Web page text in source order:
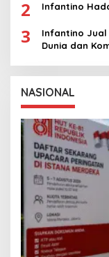
2 Infantino
3
Infantino Jual
Dunia dan
NASIONAL